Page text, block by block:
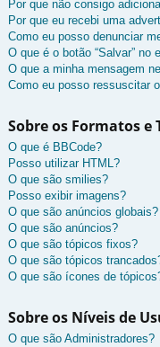
Por que não consigo
Por que eu recebi uma
Como eu posso denunciar
O que é o botão “Salvar” no
O que a minha mensagem
Como eu posso ressuscitar
Sobre os Formatos e
O que é BBCode?
Posso utilizar HTML?
O que são smilies?
Posso exibir imagens?
O que são anúncios globais?
O que são anúncios?
O que são tópicos fixos?
O que são tópicos
O que são ícones de
Sobre os Níveis de
O que são Administradores?